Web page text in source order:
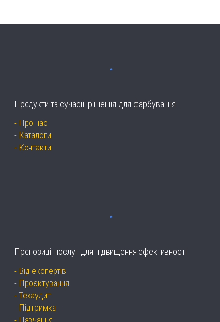
Продукти та сучасні рішення для фарбування
- Про нас
- Каталоги
- Контакти
Пропозиції послуг для підвищення ефективності
- Від експертів
- Проєктування
-Техаудит
- Підтримка